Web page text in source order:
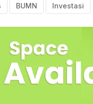
BUMN Investasi